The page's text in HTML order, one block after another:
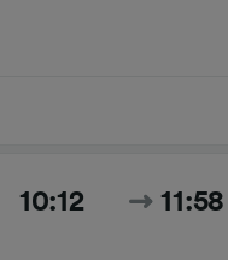
10:12 11:58